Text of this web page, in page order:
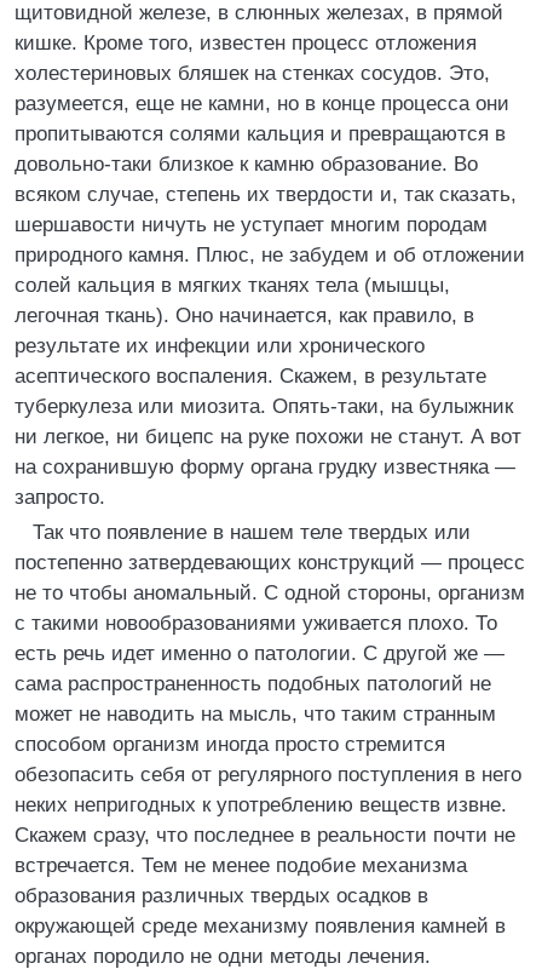
щитовидной железе, в слюнных железах, в прямой
кишке. Кроме того, известен процесс отложения
холестериновых бляшек на стенках сосудов. Это,
разумеется, еще не камни, но в конце процесса они
пропитываются солями кальция и превращаются в
довольно-таки близкое к камню образование. Во
всяком случае, степень их твердости и, так сказать,
шершавости ничуть не уступает многим породам
природного камня. Плюс, не забудем и об отложении
солей кальция в мягких тканях тела (мышцы,
легочная ткань). Оно начинается, как правило, в
результате их инфекции или хронического
асептического воспаления. Скажем, в результате
туберкулеза или миозита. Опять-таки, на булыжник
ни легкое, ни бицепс на руке похожи не станут. А вот
на сохранившую форму органа грудку известняка —
запросто.
Так что появление в нашем теле твердых или
постепенно затвердевающих конструкций — процесс
не то чтобы аномальный. С одной стороны, организм
с такими новообразованиями уживается плохо. То
есть речь идет именно о патологии. С другой же —
сама распространенность подобных патологий не
может не наводить на мысль, что таким странным
способом организм иногда просто стремится
обезопасить себя от регулярного поступления в него
неких непригодных к употреблению веществ извне.
Скажем сразу, что последнее в реальности почти не
встречается. Тем не менее подобие механизма
образования различных твердых осадков в
окружающей среде механизму появления камней в
органах породило не одни методы лечения.